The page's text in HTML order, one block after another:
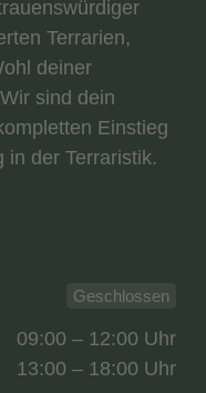
Terrarien,
deiner
sind dein
Einstieg
in der Terraristik.
Geschlossen
09:00 – 12:00 Uhr
13:00 – 18:00 Uhr